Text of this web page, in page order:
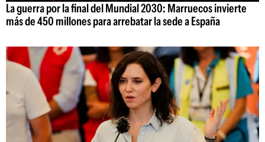
La guerra por la final del Mundial 2030: Marruecos invierte
más de 450 millones para arrebatar la sede a España